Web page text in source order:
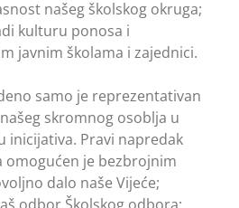
našeg školskog okruga;
kulturu ponosa i
javnim školama i zajednici.
samo je reprezentativan
skromnog osoblja u
inicijativa. Pravi napredak
omogućen je bezbrojnim
dalo naše Vijeće;